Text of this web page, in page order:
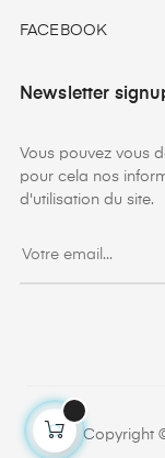
FACEBOOK
Newsletter
Vous pouvez vous
pour cela nos
d'utilisation du site.
Copyright